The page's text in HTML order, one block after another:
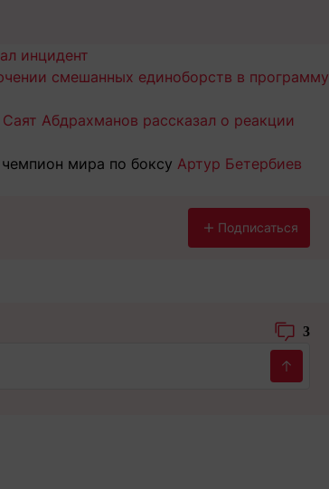
инцидент
смешанных единоборств в программу
Саят Абдрахманов рассказал о реакции
мира по боксу Артур Бетербиев
Подписаться
3